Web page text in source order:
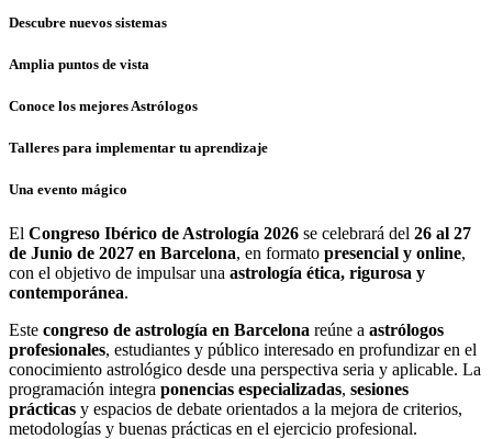
Descubre nuevos sistemas
Amplia puntos de vista
Conoce los mejores Astrólogos
Talleres para implementar tu aprendizaje
Una evento mágico
El Congreso Ibérico de Astrología 2026 se celebrará del 26 al 27
de Junio de 2027 en Barcelona, en formato presencial y online,
con el objetivo de impulsar una astrología ética, rigurosa y
contemporánea.
Este congreso de astrología en Barcelona reúne a astrólogos
profesionales, estudiantes y público interesado en profundizar en el
conocimiento astrológico desde una perspectiva seria y aplicable. La
programación integra ponencias especializadas, sesiones
prácticas y espacios de debate orientados a la mejora de criterios,
metodologías y buenas prácticas en el ejercicio profesional.